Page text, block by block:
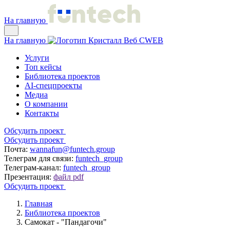
На главную
На главную
Услуги
Топ кейсы
Библиотека проектов
AI-спецпроекты
Медиа
О компании
Контакты
Обсудить проект
Обсудить проект
Почта: wannafun@funtech.group
Телеграм для связи: funtech_group
Телеграм-канал: funtech_group
Презентация: файл pdf
Обсудить проект
Главная
Библиотека проектов
Самокат - "Пандагочи"